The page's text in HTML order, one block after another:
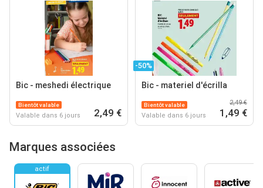
Bic - meshedi électrique
Bientôt valable
Valable dans 6 jours 2,49 €
-50%
Bic - materiel d'écrilla
Bientôt valable
Valable dans 6 jours
2,49 €
1,49 €
Marques associées
actif